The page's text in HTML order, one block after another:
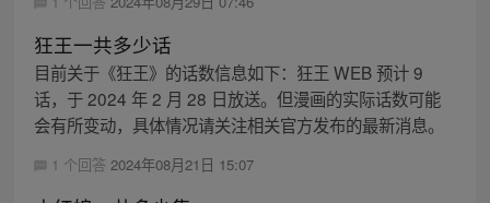
狂王一共多少话
目前关于《狂王》的话数信息如下：狂王 WEB 预计 9
话，于 2024 年 2 月 28 日放送。但漫画的实际话数可能
会有所变动，具体情况请关注相关官方发布的最新消息。
1 个回答 2024年08月21日 15:07